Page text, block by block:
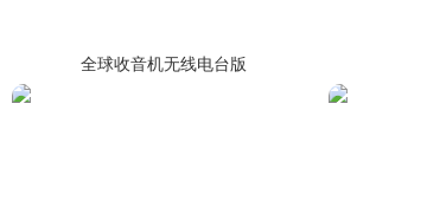
全球收音机无线电台版